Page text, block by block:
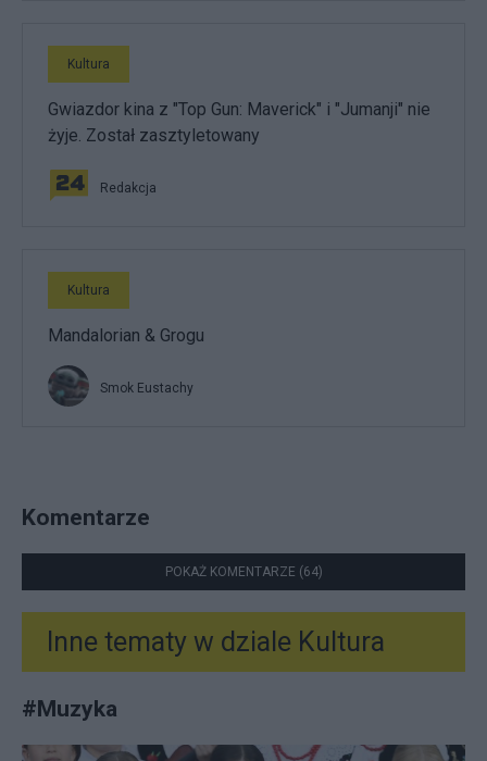
Kultura
Gwiazdor kina z "Top Gun: Maverick" i "Jumanji" nie
żyje. Został zasztyletowany
Redakcja
Kultura
Mandalorian & Grogu
Smok Eustachy
Komentarze
POKAŻ KOMENTARZE (64)
Inne tematy w dziale Kultura
#Muzyka